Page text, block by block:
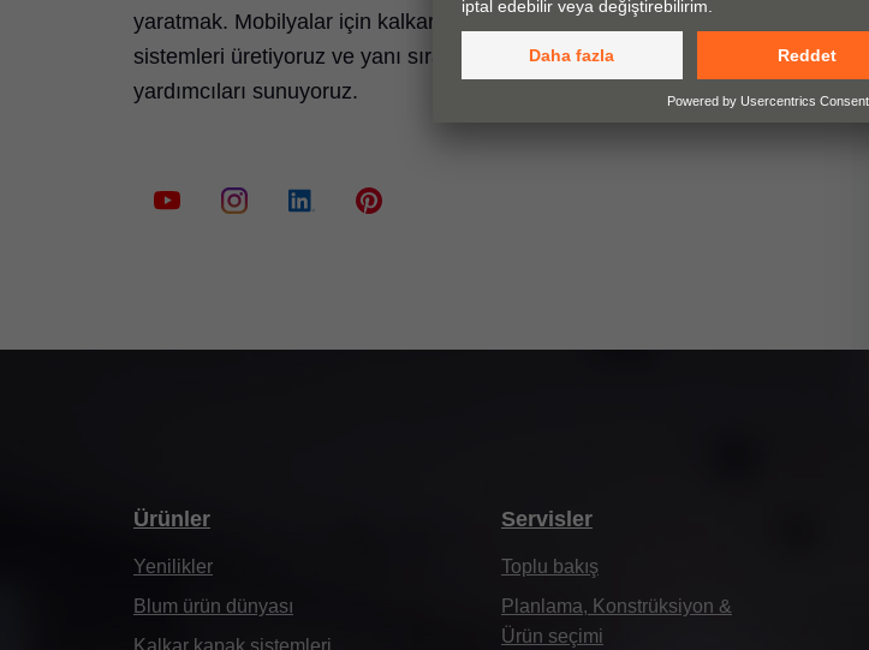
yaratmak. Mobilyalar için kalkar kapak, menteşe, çekmece ve pocket
sistemleri üretiyoruz ve yanı sıra uygun servisler ve uygulama
yardımcıları sunuyoruz.
Ürünler
Yenilikler
Blum ürün dünyası
Kalkar kapak sistemleri
Servisler
Toplu bakış
Planlama, Konstrüksiyon &
Ürün seçimi